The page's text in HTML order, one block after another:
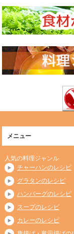
メニュー
人気の料理ジャンル
チャーハンのレシピ
グラタンのレシピ
ハンバーグのレシピ
スープのレシピ
カレーのレシピ